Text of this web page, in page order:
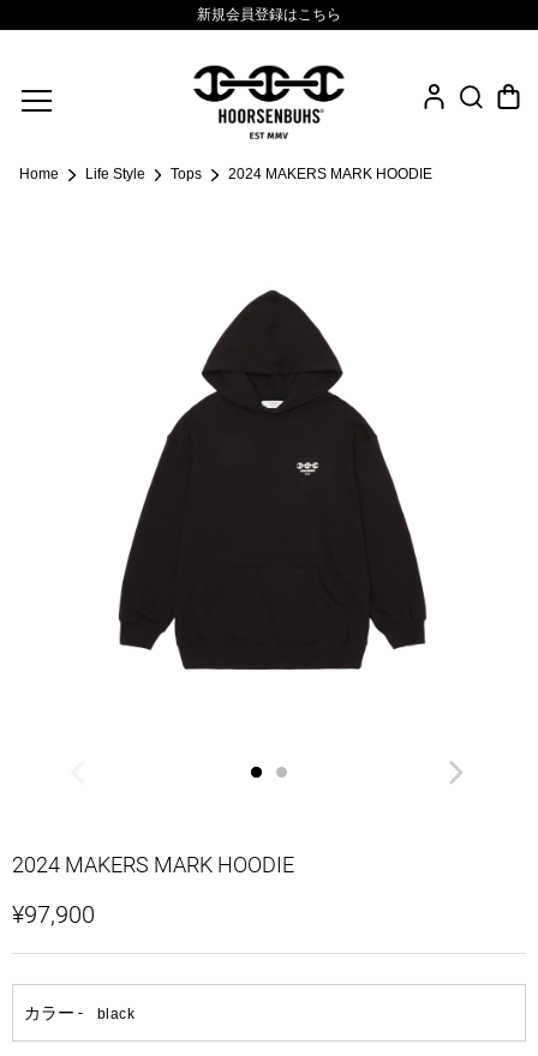
.925 Sterling
新規会員登録はこちら
Home Life Style Tops 2024 MAKERS MARK HOODIE
2024 MAKERS MARK HOODIE
¥97,900